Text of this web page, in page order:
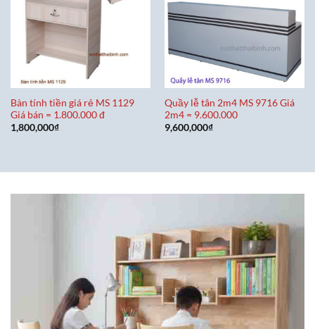
Bàn tính tiền giá rẻ MS 1129
Giá bán = 1.800.000 đ
1,800,000₫
Quầy lễ tân 2m4 MS 9716 Giá
2m4 = 9.600.000
9,600,000₫